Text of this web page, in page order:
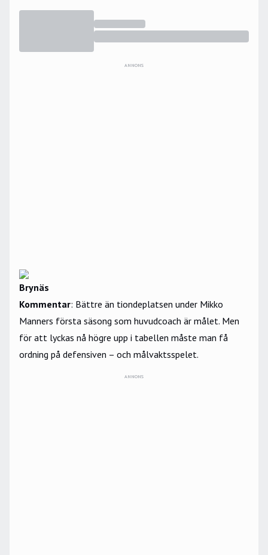
ANNONS
Brynäs
Kommentar: Bättre än tiondeplatsen under Mikko
Manners första säsong som huvudcoach är målet. Men
för att lyckas nå högre upp i tabellen måste man få
ordning på defensiven – och målvaktsspelet.
ANNONS